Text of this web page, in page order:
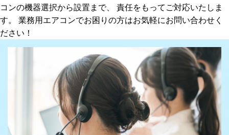
コンの機器選択から設置まで、 責任をもってご対応いたしま
す。 業務用エアコンでお困りの方はお気軽にお問い合わせく
ださい！